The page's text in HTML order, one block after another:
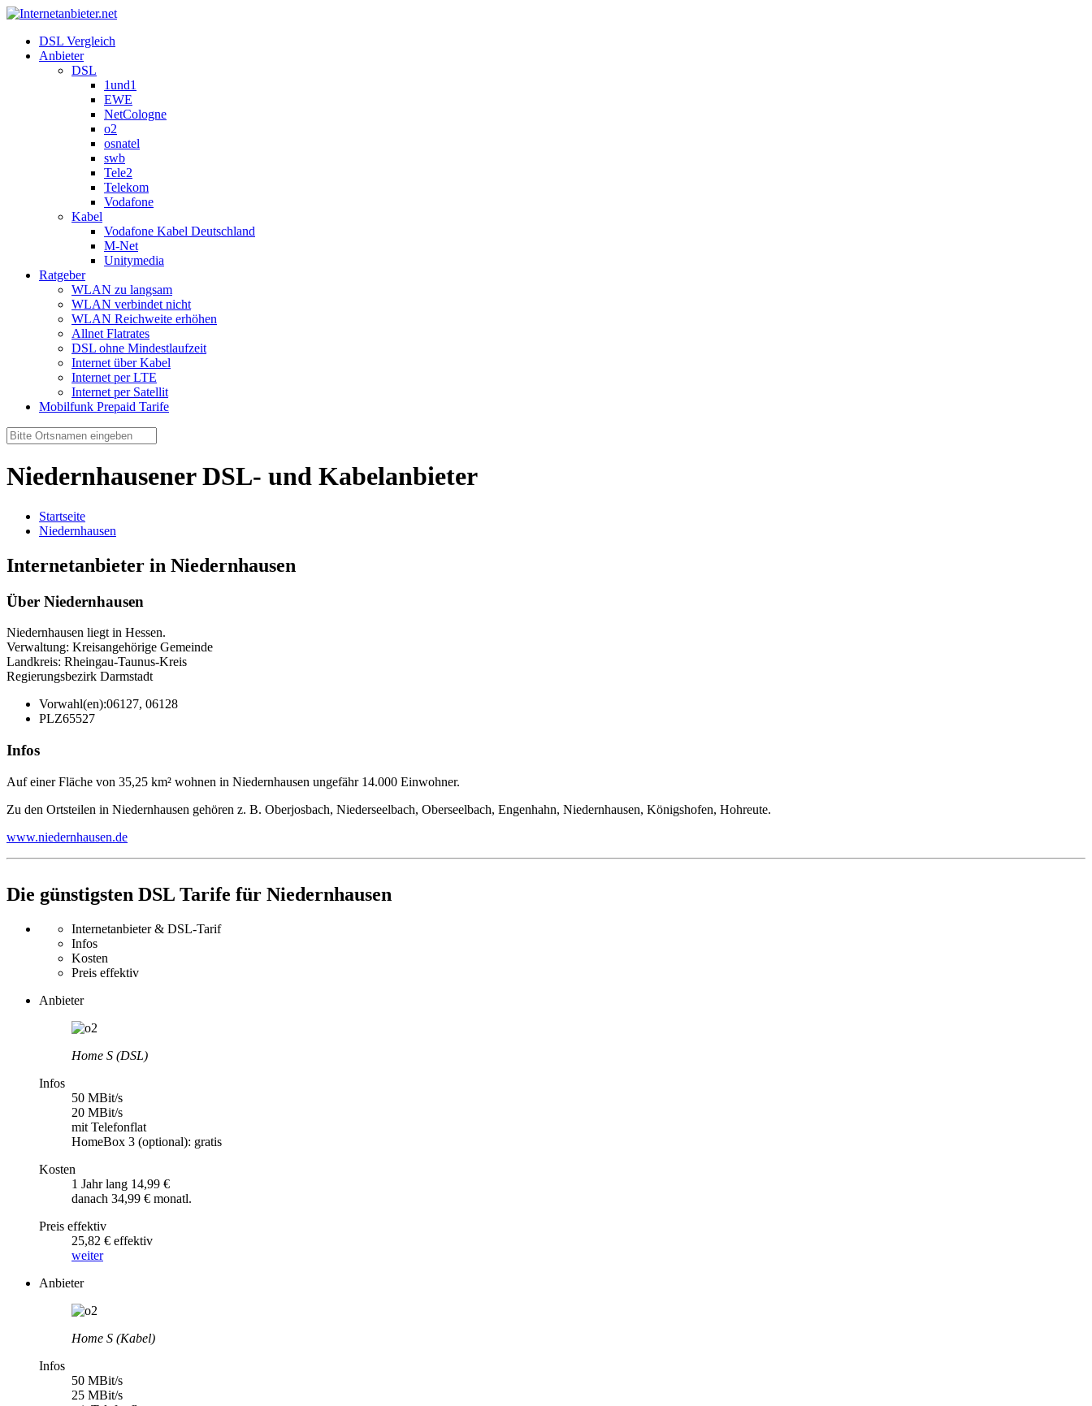
DSL Vergleich
Anbieter
DSL
1und1
EWE
NetCologne
o2
osnatel
swb
Tele2
Telekom
Vodafone
Kabel
Vodafone Kabel Deutschland
M-Net
Unitymedia
Ratgeber
WLAN zu langsam
WLAN verbindet nicht
WLAN Reichweite erhöhen
Allnet Flatrates
DSL ohne Mindestlaufzeit
Internet über Kabel
Internet per LTE
Internet per Satellit
Mobilfunk Prepaid Tarife
Niedernhausener DSL- und Kabelanbieter
Startseite
Niedernhausen
Internetanbieter in Niedernhausen
Über Niedernhausen
Niedernhausen liegt in Hessen.
Verwaltung: Kreisangehörige Gemeinde
Landkreis: Rheingau-Taunus-Kreis
Regierungsbezirk Darmstadt
Vorwahl(en):06127, 06128
PLZ65527
Infos
Auf einer Fläche von 35,25 km² wohnen in Niedernhausen ungefähr 14.000 Einwohner.
Zu den Ortsteilen in Niedernhausen gehören z. B. Oberjosbach, Niederseelbach, Oberseelbach, Engenhahn, Niedernhausen, Königshofen, Hohreute.
www.niedernhausen.de
Die günstigsten DSL Tarife für Niedernhausen
Internetanbieter & DSL-Tarif
Infos
Kosten
Preis effektiv
Anbieter
Home S (DSL)
Infos
50 MBit/s
20 MBit/s
mit Telefonflat
HomeBox 3 (optional): gratis
Kosten
1 Jahr lang 14,99 €
danach 34,99 € monatl.
Preis effektiv
25,82 € effektiv
weiter
Anbieter
Home S (Kabel)
Infos
50 MBit/s
25 MBit/s